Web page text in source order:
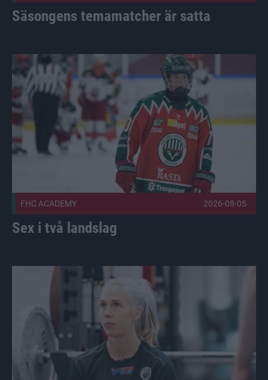
Säsongens temamatcher är satta
Sex i två landslag Publicerad 2026-08-05
FHC ACADEMY 2026-08-05
Sex i två landslag